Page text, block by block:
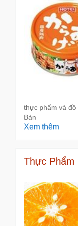
thực phẩm và
Bản
Xem thêm
Thực Phẩm